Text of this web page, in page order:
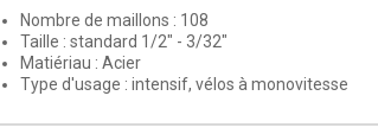
Nombre de maillons : 108
Taille : standard 1/2" - 3/32"
Matiériau : Acier
Type d'usage : intensif, vélos à monovitesse